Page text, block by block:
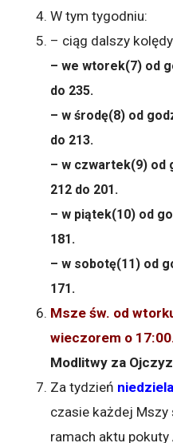
W tym tygodniu:
– ciąg dalszy
– we wtorek(7) od
do 235.
– w środę(8) od
do 213.
– w czwartek(9) od
212 do 201.
– w piątek(10) od
181.
– w sobotę(11) od
171.
Msze św. od
wieczorem o
Modlitwy za
Za tydzień
czasie każdej Mszy
ramach aktu